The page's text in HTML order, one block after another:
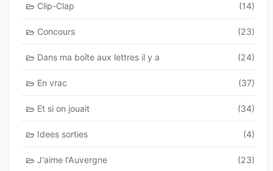
Clip-Clap (14)
Concours (23)
Dans ma boîte aux lettres il y a (24)
En vrac (37)
Et si on jouait (34)
Idees sorties (4)
J'aime l'Auvergne (23)